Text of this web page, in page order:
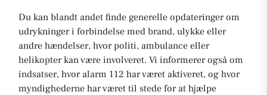
Du kan blandt andet finde generelle opdateringer om
udrykninger i forbindelse med brand, ulykke eller
andre hændelser, hvor politi, ambulance eller
helikopter kan være involveret. Vi informerer også om
indsatser, hvor alarm 112 har været aktiveret, og hvor
myndighederne har været til stede for at hjælpe